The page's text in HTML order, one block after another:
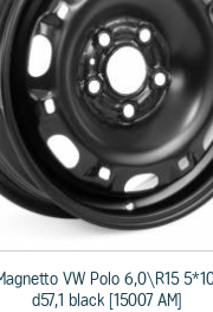
VW Polo 6,0\R15
d57,1 black [15007 AM]